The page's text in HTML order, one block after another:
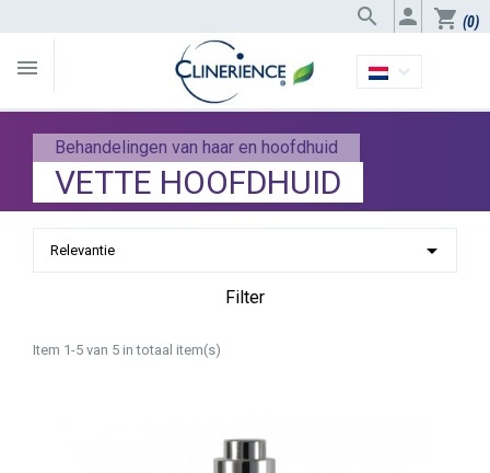

shopping_cart (0)


Behandelingen van haar en hoofdhuid
VETTE HOOFDHUID
Relevantie 
Filter
Item 1-5 van 5 in totaal item(s)